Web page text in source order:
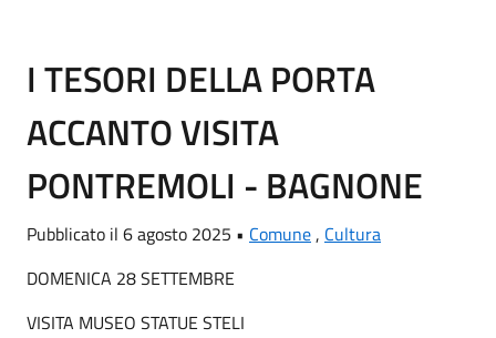
I TESORI DELLA PORTA
ACCANTO VISITA
PONTREMOLI - BAGNONE
Pubblicato il 6 agosto 2025 • Comune , Cultura
DOMENICA 28 SETTEMBRE
VISITA MUSEO STATUE STELI